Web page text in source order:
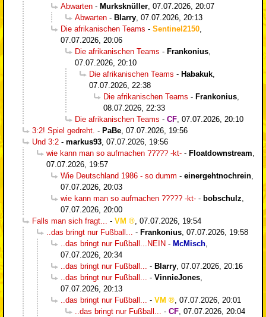
Abwarten - Murksknüller 07.07.2026, 20:07
Abwarten - Blarry 07.07.2026, 20:13
Die afrikanischen Teams - Sentinel2150
07.07.2026, 20:06
Die afrikanischen Teams - Frankonius
07.07.2026, 20:10
Die afrikanischen Teams - Habakuk
07.07.2026, 22:38
Die afrikanischen Teams - Frankonius
08.07.2026, 22:33
Die afrikanischen Teams - CF 07.07.2026, 20:10
3:2! Spiel gedreht. - PaBe 07.07.2026, 19:56
Und 3:2 - markus93 07.07.2026, 19:56
wie kann man so aufmachen ????? -kt- - Floatdownstream
07.07.2026, 19:57
Wie Deutschland 1986 - so dumm - einergehtnochrein
07.07.2026, 20:03
wie kann man so aufmachen ????? -kt- - bobschulz
07.07.2026, 20:00
Falls man sich fragt...
- VM
07.07.2026, 19:54
..das bringt nur Fußball...
- Frankonius 07.07.2026, 19:58
..das bringt nur Fußball...NEIN - McMisch
07.07.2026, 20:34
..das bringt nur Fußball...
- Blarry 07.07.2026, 20:16
..das bringt nur Fußball...
- VinnieJones
07.07.2026, 20:13
..das bringt nur Fußball...
- VM
07.07.2026, 20:01
..das bringt nur Fußball...
- CF 07.07.2026, 20:04